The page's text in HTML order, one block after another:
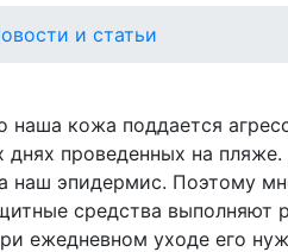
и статьи
наша кожа поддается
днях проведенных на
наш эпидермис. Поэтому
средства выполняют
ежедневном уходе его